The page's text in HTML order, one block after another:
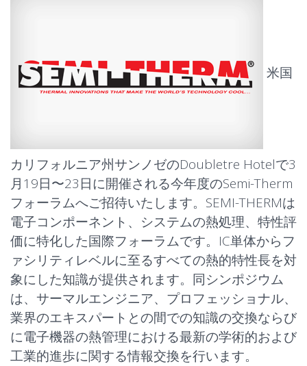
米国
カリフォルニア州サンノゼのDoubletre Hotelで3
月19日〜23日に開催される今年度のSemi-Therm
フォーラムへご招待いたします。SEMI-THERMは
電子コンポーネント、システムの熱処理、特性評
価に特化した国際フォーラムです。IC単体からフ
ァシリティレベルに至るすべての熱的特性長を対
象にした知識が提供されます。同シンポジウム
は、サーマルエンジニア、プロフェッショナル、
業界のエキスパートとの間での知識の交換ならび
に電子機器の熱管理における最新の学術的および
工業的進歩に関する情報交換を行います。